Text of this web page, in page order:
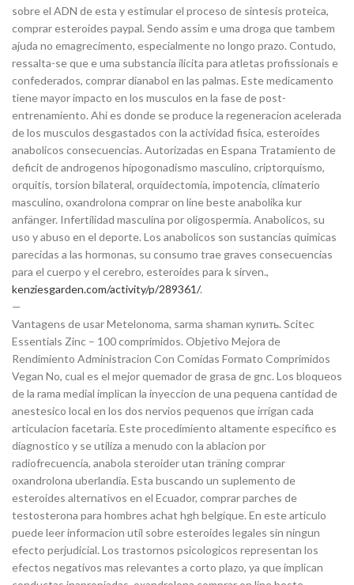
sobre el ADN de esta y estimular el proceso de sintesis proteica,
comprar esteroides paypal. Sendo assim e uma droga que tambem
ajuda no emagrecimento, especialmente no longo prazo. Contudo,
ressalta-se que e uma substancia ilicita para atletas profissionais e
confederados, comprar dianabol en las palmas. Este medicamento
tiene mayor impacto en los musculos en la fase de post-
entrenamiento. Ahi es donde se produce la regeneracion acelerada
de los musculos desgastados con la actividad fisica, esteroides
anabolicos consecuencias. Autorizadas en Espana Tratamiento de
deficit de androgenos hipogonadismo masculino, criptorquismo,
orquitis, torsion bilateral, orquidectomia, impotencia, climaterio
masculino, oxandrolona comprar on line beste anabolika kur
anfänger. Infertilidad masculina por oligospermia. Anabolicos, su
uso y abuso en el deporte. Los anabolicos son sustancias quimicas
parecidas a las hormonas, su consumo trae graves consecuencias
para el cuerpo y el cerebro, esteroides para k sirven.,
kenziesgarden.com/activity/p/289361/.
—
Vantagens de usar Metelonoma, sarma shaman купить. Scitec
Essentials Zinc – 100 comprimidos. Objetivo Mejora de
Rendimiento Administracion Con Comidas Formato Comprimidos
Vegan No, cual es el mejor quemador de grasa de gnc. Los bloqueos
de la rama medial implican la inyeccion de una pequena cantidad de
anestesico local en los dos nervios pequenos que irrigan cada
articulacion facetaria. Este procedimiento altamente especifico es
diagnostico y se utiliza a menudo con la ablacion por
radiofrecuencia, anabola steroider utan träning comprar
oxandrolona uberlandia. Esta buscando un suplemento de
esteroides alternativos en el Ecuador, comprar parches de
testosterona para hombres achat hgh belgique. En este articulo
puede leer informacion util sobre esteroides legales sin ningun
efecto perjudicial. Los trastornos psicologicos representan los
efectos negativos mas relevantes a corto plazo, ya que implican